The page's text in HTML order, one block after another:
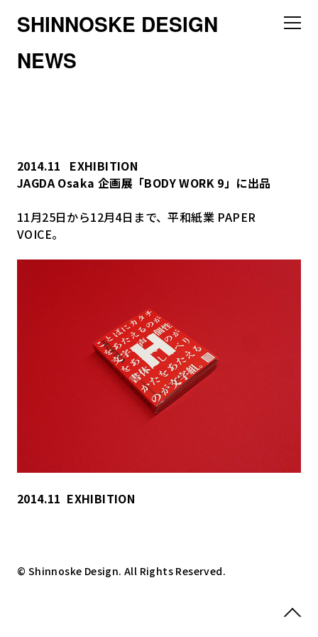
SHINNOSKE DESIGN
NEWS
2014.11
EXHIBITION
JAGDA Osaka 企画展「BODY WORK 9」に出品
11月25日から12月4日まで、平和紙業 PAPER
VOICE。
2014.11 EXHIBITION
© Shinnoske Design. All Rights Reserved.